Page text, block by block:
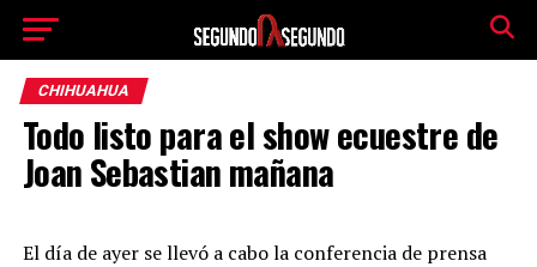
CHIHUAHUA
Todo listo para el show ecuestre de
Joan Sebastian mañana
El día de ayer se llevó a cabo la conferencia de prensa